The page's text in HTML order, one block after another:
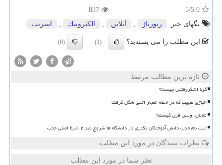
5.0
/5
837
تگهای خبر:
رپورتاژ آنلاین الكترونیك اینترنت
این مطلب را می پسندید؟ (1)
(0)
تازه ترین مطالب مرتبط
کولا اشکروفتین چیست؟
آلیاژی عجیب که در لحظه انفجار اتمی شکل گرفت
شایان اویس قرن کیست؟
ثبت نام جذب دانش آموختگان دکتری در دانشگاه ها شروع شد ۲ شرط اصلی جذب
نظرات بینندگان در مورد این مطلب
نظر شما در مورد این مطلب